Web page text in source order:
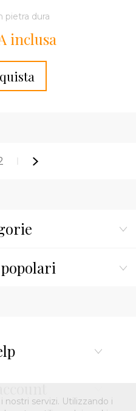
pietra dura
inclusa
nostri servizi. Utilizzando i